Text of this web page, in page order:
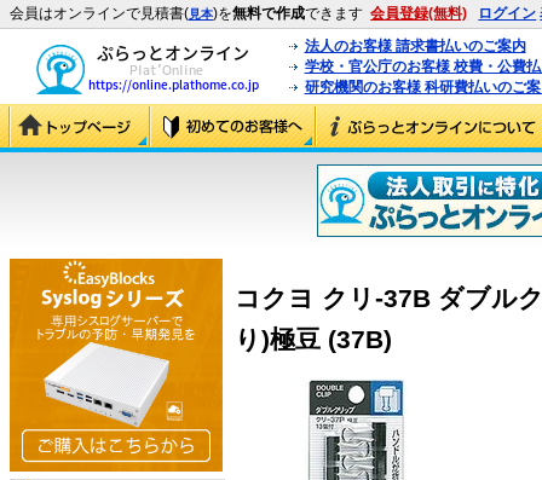
会員はオンラインで見積書(見本)を無料で作成できます 会員登録(無料) ログイン
法人のお客様 請求書払いのご案内
学校・官公庁のお客様 校費・公費
研究機関のお客様 科研費払いのご
コクヨ クリ-37B ダブル
り)極豆 (37B)